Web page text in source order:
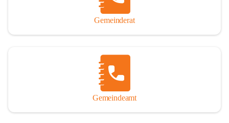
Gemeinderat
Gemeindeamt